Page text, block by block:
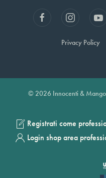
Privacy Policy
© 2026 Innocenti &
Registrati come
Login shop area